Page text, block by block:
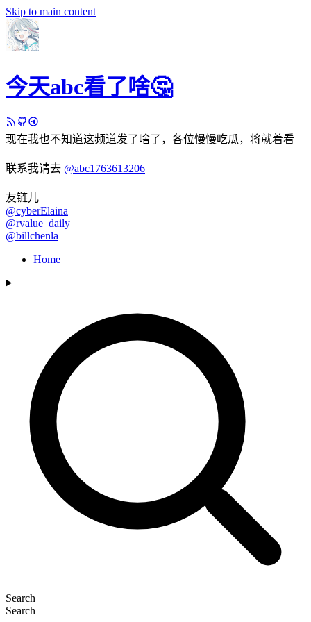
Skip to main content
今天abc看了啥🤔
现在我也不知道这频道发了啥了，各位慢慢吃瓜，将就着看
联系我请去 @abc1763613206
友链儿
@cyberElaina
@rvalue_daily
@billchenla
Home
Search
Search